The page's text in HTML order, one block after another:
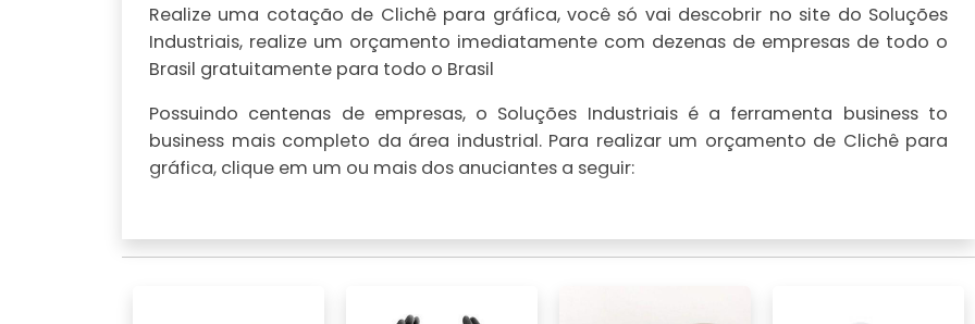
Realize uma cotação de Clichê para gráfica, você só vai descobrir no site do Soluções
Industriais, realize um orçamento imediatamente com dezenas de empresas de todo o
Brasil gratuitamente para todo o Brasil
Possuindo centenas de empresas, o Soluções Industriais é a ferramenta business to
business mais completo da área industrial. Para realizar um orçamento de Clichê para
gráfica, clique em um ou mais dos anuciantes a seguir: